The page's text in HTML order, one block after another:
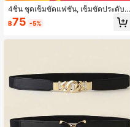
4ชิ้น ชุดเข็มขัดแฟชั่น, เข็มขัดประดับเ
หมาะสำหรับชุดเดรสและกางเกง, เข็มขั
ดสตรีสีพื้นเรียบหรู, เข็มขัดลำลองใส่ไป
฿75 -5%